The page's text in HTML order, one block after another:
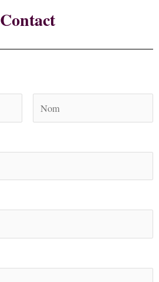
Contact